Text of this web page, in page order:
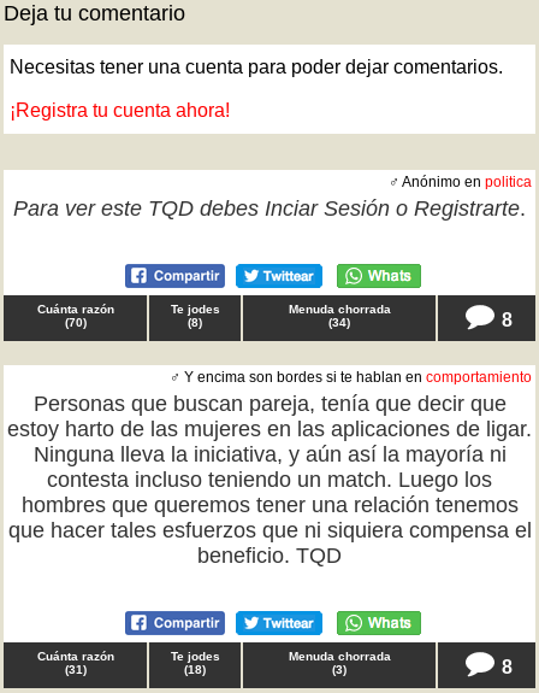
Deja tu comentario
Necesitas tener una cuenta para poder dejar comentarios.
¡Registra tu cuenta ahora!
♂ Anónimo en politica
Para ver este TQD debes Inciar Sesión o Registrarte.
Cuánta razón
(70)
Te jodes
(8)
Menuda chorrada
(34) 8
♂ Y encima son bordes si te hablan en comportamiento
Personas que buscan pareja, tenía que decir que
estoy harto de las mujeres en las aplicaciones de ligar.
Ninguna lleva la iniciativa, y aún así la mayoría ni
contesta incluso teniendo un match. Luego los
hombres que queremos tener una relación tenemos
que hacer tales esfuerzos que ni siquiera compensa el
beneficio. TQD
Cuánta razón
(31)
Te jodes
(18)
Menuda chorrada
(3) 8